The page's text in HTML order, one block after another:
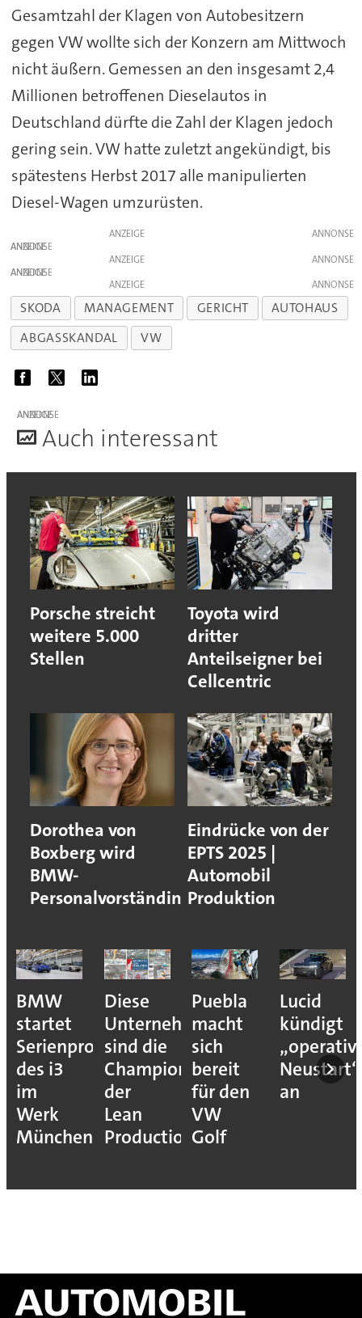
Gesamtzahl der Klagen von Autobesitzern
gegen VW wollte sich der Konzern am Mittwoch
nicht äußern. Gemessen an den insgesamt 2,4
Millionen betroffenen Dieselautos in
Deutschland dürfte die Zahl der Klagen jedoch
gering sein. VW hatte zuletzt angekündigt, bis
spätestens Herbst 2017 alle manipulierten
Diesel-Wagen umzurüsten.
ANZEIGE
ANZEIGE
ANZEIGE
ANZEIGE
ANZEIGE
SKODA MANAGEMENT GERICHT
AUTOHAUS
ABGASSKANDAL
VW
ANZEIGE
Auch interessant
Porsche streicht
weitere 5.000
Stellen
Toyota wird
dritter
Anteilseigner bei
Cellcentric
Dorothea von
Boxberg wird
BMW-
Personalvorständin
Eindrücke von der
EPTS 2025 |
Automobil
Produktion
BMW
startet
Serienproduktion
des i3
im
Werk
München
Diese
Unternehmen
sind die
Champions
der
Lean
Production
Puebla
macht
sich
bereit
für den
VW
Golf
Lucid
kündigt
Neustart“
an